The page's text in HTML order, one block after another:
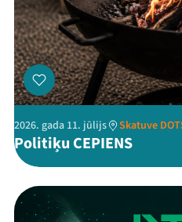
2026. gada 11. jūlijs Skatuve
Politiķu CEPIENS